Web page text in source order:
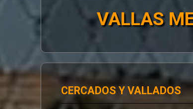
VALLAS
CERCADOS Y VALLADOS